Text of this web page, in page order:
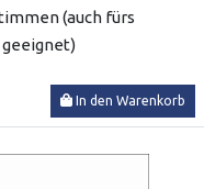
(auch fürs
geeignet)
In den Warenkorb